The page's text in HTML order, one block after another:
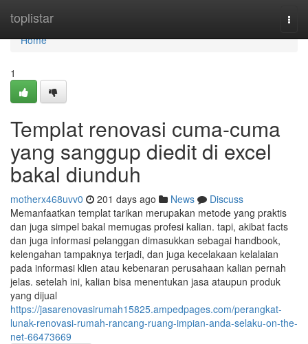
toplistar
Home
Home
1
Templat renovasi cuma-cuma
yang sanggup diedit di excel
bakal diunduh
motherx468uvv0 201 days ago News
Discuss
Memanfaatkan templat tarikan merupakan metode yang praktis
dan juga simpel bakal memugas profesi kalian. tapi, akibat facts
dan juga informasi pelanggan dimasukkan sebagai handbook,
kelengahan tampaknya terjadi, dan juga kecelakaan kelalaian
pada informasi klien atau kebenaran perusahaan kalian pernah
jelas. setelah ini, kalian bisa menentukan jasa ataupun produk
yang dijual
https://jasarenovasirumah15825.ampedpages.com/perangkat-
lunak-renovasi-rumah-rancang-ruang-impian-anda-selaku-on-the-
net-66473669